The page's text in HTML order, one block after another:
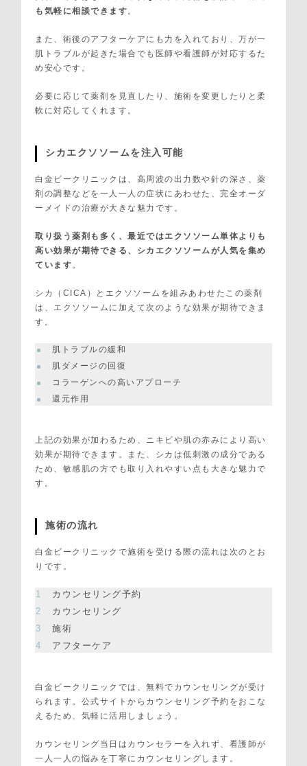
も気軽に相談できます 。
また、術後のアフターケアにも力を入れており、万が一
肌トラブルが起きた場合でも医師や看護師が対応するた
め安心です。
必要に応じて薬剤を見直したり、施術を変更したりと柔
軟に対応してくれます。
シカエクソソームを注入可能
白金ビークリニックは、高周波の出力数や針の深さ、薬
剤の調整などを一人一人の症状にあわせた、完全オーダ
ーメイドの治療が大きな魅力です。
取り扱う薬剤も多く、最近ではエクソソーム単体よりも
高い効果が期待できる、シカエクソソームが人気を集め
ています 。
シカ（CICA）とエクソソームを組みあわせたこの薬剤
は、エクソソームに加えて次のような効果が期待できま
す。
肌トラブルの緩和
肌ダメージの回復
コラーゲンへの高いアプローチ
還元作用
上記の効果が加わるため、ニキビや肌の赤みにより高い
効果が期待できます。また、シカは低刺激の成分である
ため、敏感肌の方でも取り入れやすい点も大きな魅力で
す。
施術の流れ
白金ビークリニックで施術を受ける際の流れは次のとお
りです。
カウンセリング予約
カウンセリング
施術
アフターケア
白金ビークリニックでは、無料でカウンセリングが受け
られます。公式サイトからカウンセリング予約をおこな
えるため、気軽に活用しましょう。
カウンセリング当日はカウンセラーを入れず、看護師が
一人一人の悩みを丁寧にカウンセリングします。